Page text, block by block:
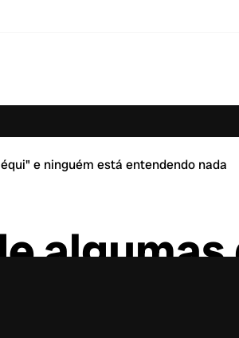
e ninguém está entendendo nada
algumas
está